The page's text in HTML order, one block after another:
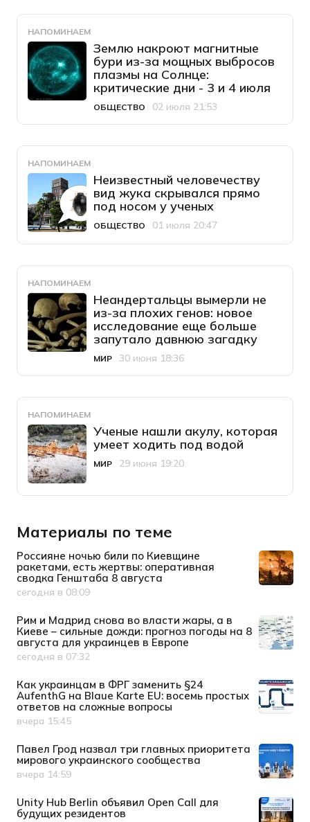
НАПОМИНАЕМ
Землю накроют магнитные
бури из-за мощных выбросов
плазмы на Солнце:
критические дни - 3 и 4 июля
Категория
ОБЩЕСТВО
Дата публикации
02 июля 21:53
НАПОМИНАЕМ
Неизвестный человечеству
вид жука скрывался прямо
под носом у ученых
Категория
ОБЩЕСТВО
Дата публикации
01 июля 20:47
НАПОМИНАЕМ
Неандертальцы вымерли не
из-за плохих генов: новое
исследование еще больше
запутало давнюю загадку
Категория
МИР
Дата публикации
30 июня 18:36
НАПОМИНАЕМ
Ученые нашли акулу, которая
умеет ходить под водой
Категория
МИР
Дата публикации
29 июня 19:20
Материалы по теме
Россияне ночью били по Киевщине
ракетами, есть жертвы: оперативная
сводка Генштаба 8 августа
Дата публикации
сегодня в 08:09
Рим и Мадрид снова во власти жары, а в
Киеве – сильные дожди: прогноз погоды на 8
августа для украинцев в Европе
Дата публикации
сегодня в 07:32
Как украинцам в ФРГ заменить §24
AufenthG на Blaue Karte EU: восемь простых
ответов на сложные вопросы
Дата публикации
вчера 15:45
Павел Грод назвал три главных приоритета
мирового украинского сообщества
Дата публикации
вчера 14:59
Unity Hub Berlin объявил Open Call для
будущих резидентов